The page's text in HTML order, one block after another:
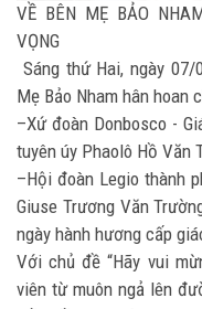
VỀ BÊN MẸ BẢO
VỌNG
Sáng thứ Hai, ngày 07/
Mẹ Bảo Nham hân hoan
–Xứ đoàn Donbosco -
tuyên úy Phaolô Hồ Văn
–Hội đoàn Legio thành
Giuse Trương Văn
ngày hành hương cấp
Với chủ đề “Hãy vui
viên từ muôn ngả lên